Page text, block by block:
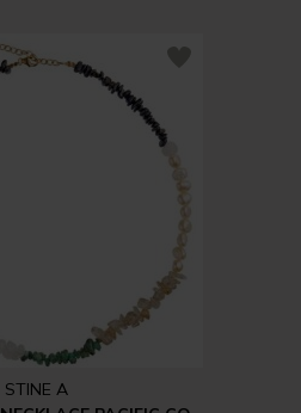
STINE A